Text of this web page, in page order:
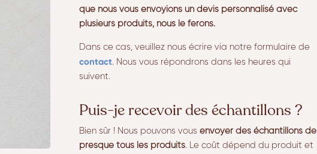
que nous vous envoyions un devis personnalisé avec
plusieurs produits, nous le ferons.
Dans ce cas, veuillez nous écrire via notre formulaire de
contact. Nous vous répondrons dans les heures qui
suivent.
Puis-je recevoir des échantillons ?
Bien sûr ! Nous pouvons vous envoyer des échantillons de
presque tous les produits. Le coût dépend du produit et